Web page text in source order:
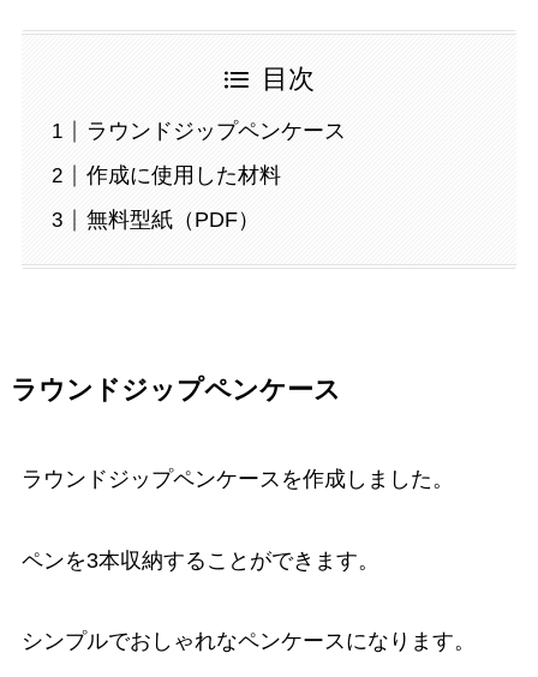
目次
ラウンドジップペンケース
作成に使用した材料
無料型紙（PDF）
ラウンドジップペンケース
ラウンドジップペンケースを作成しました。
ペンを3本収納することができます。
シンプルでおしゃれなペンケースになります。